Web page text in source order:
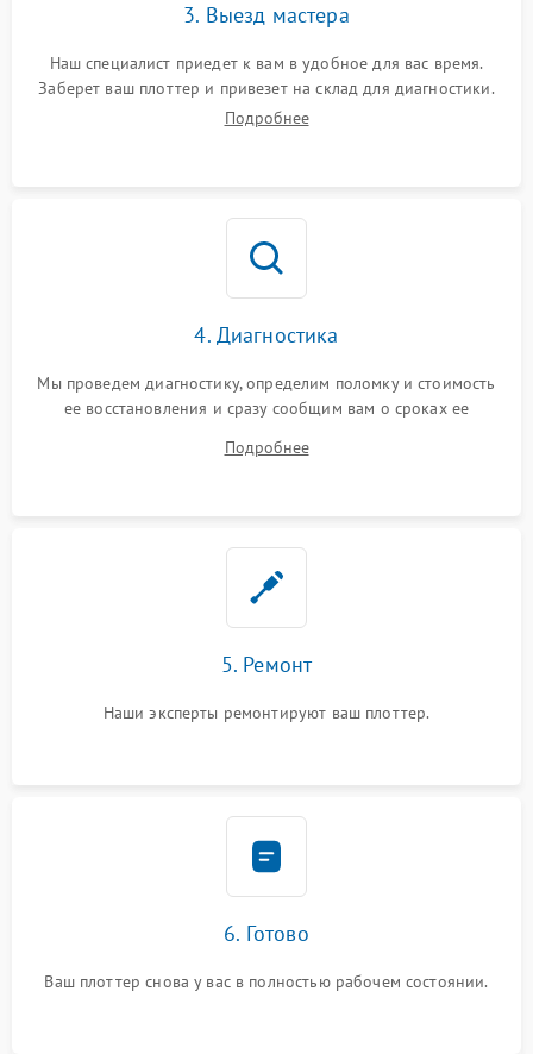
3. Выезд мастера
Наш специалист приедет к вам в удобное для вас время.
Заберет ваш плоттер и привезет на склад для диагностики.
Подробнее
4. Диагностика
Мы проведем диагностику, определим поломку и стоимость
ее восстановления и сразу сообщим вам о сроках ее
Подробнее
5. Ремонт
Наши эксперты ремонтируют ваш плоттер.
6. Готово
Ваш плоттер снова у вас в полностью рабочем состоянии.